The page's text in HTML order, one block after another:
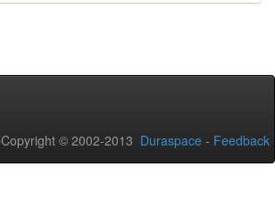
Copyright © 2002-2013 Duraspace - Feedback